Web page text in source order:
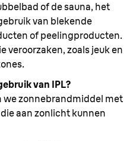
of de sauna, het
van blekende
of peelingproducten.
veroorzaken, zoals jeuk en
van IPL?
we zonnebrandmiddel met
die aan zonlicht kunnen